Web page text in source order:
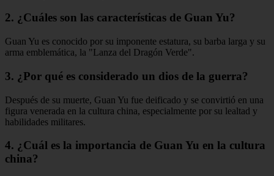
2. ¿Cuáles son las características de Guan Yu?
Guan Yu es conocido por su imponente estatura, su barba larga y su
arma emblemática, la "Lanza del Dragón Verde".
3. ¿Por qué es considerado un dios de la guerra?
Después de su muerte, Guan Yu fue deificado y se convirtió en una
figura venerada en la cultura china, especialmente por su lealtad y
habilidades militares.
4. ¿Cuál es la importancia de Guan Yu en la cultura
china?